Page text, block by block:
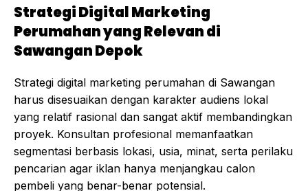
Strategi Digital Marketing
Perumahan yang Relevan di
Sawangan Depok
Strategi digital marketing perumahan di Sawangan
harus disesuaikan dengan karakter audiens lokal
yang relatif rasional dan sangat aktif membandingkan
proyek. Konsultan profesional memanfaatkan
segmentasi berbasis lokasi, usia, minat, serta perilaku
pencarian agar iklan hanya menjangkau calon
pembeli yang benar-benar potensial.